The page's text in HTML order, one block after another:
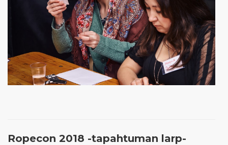
Ropecon 2018 -tapahtuman larp-